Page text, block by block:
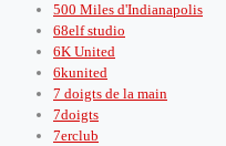
500 Miles d'Indianapolis
68elf studio
6K United
6kunited
7 doigts de la main
7doigts
7erclub